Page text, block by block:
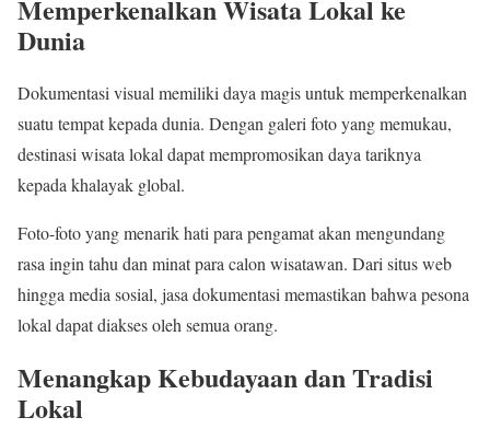
Memperkenalkan Wisata Lokal ke
Dunia
Dokumentasi visual memiliki daya magis untuk memperkenalkan
suatu tempat kepada dunia. Dengan galeri foto yang memukau,
destinasi wisata lokal dapat mempromosikan daya tariknya
kepada khalayak global.
Foto-foto yang menarik hati para pengamat akan mengundang
rasa ingin tahu dan minat para calon wisatawan. Dari situs web
hingga media sosial, jasa dokumentasi memastikan bahwa pesona
lokal dapat diakses oleh semua orang.
Menangkap Kebudayaan dan Tradisi
Lokal